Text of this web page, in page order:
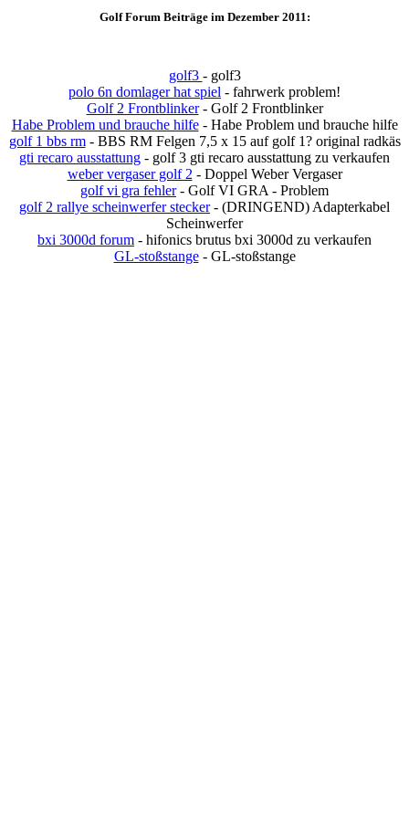
Golf Forum Beiträge im Dezember 2011:
golf3 - golf3
polo 6n domlager hat spiel - fahrwerk problem!
Golf 2 Frontblinker- Golf 2 Frontblinker
Habe Problem und brauche hilfe- Habe Problem und brauche hilfe
golf 1 bbs rm- BBS RM Felgen 7,5 x 15 auf golf 1? original radkäs
gti recaro ausstattung - golf 3 gti recaro ausstattung zu verkaufen
weber vergaser golf 2 - Doppel Weber Vergaser
golf vi gra fehler- Golf VI GRA - Problem
golf 2 rallye scheinwerfer stecker- (DRINGEND) Adapterkabel
Scheinwerfer
bxi 3000d forum - hifonics brutus bxi 3000d zu verkaufen
GL-stoßstange- GL-stoßstange